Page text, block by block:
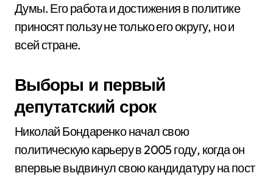
Думы. Его работа и достижения в политике
приносят пользу не только его округу, но и
всей стране.
Выборы и первый
депутатский срок
Николай Бондаренко начал свою
политическую карьеру в 2005 году, когда он
впервые выдвинул свою кандидатуру на пост